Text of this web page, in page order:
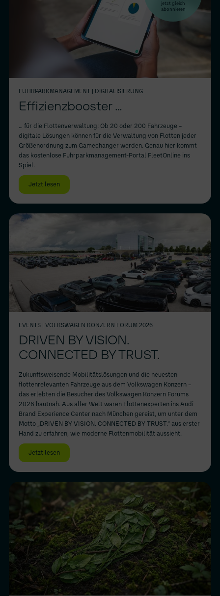
jetzt gleich
abonnieren
FUHRPARKMANAGEMENT | DIGITALISIERUNG
Effizienzbooster …
… für die Flottenverwaltung: Ob 20 oder 200 Fahrzeuge –
digitale Lösungen können für die Verwaltung von Flotten jeder
Größenordnung zum Gamechanger werden. Genau hier kommt
das kostenlose Fuhrparkmanagement-Portal FleetOnline ins
Spiel.
Jetzt lesen
EVENTS | VOLKSWAGEN KONZERN FORUM 2026
DRIVEN BY VISION.
CONNECTED BY TRUST.
Zukunftsweisende Mobilitätslösungen und die neuesten
flottenrelevanten Fahrzeuge aus dem Volkswagen Konzern –
das erlebten die Besucher des Volkswagen Konzern Forums
2026 hautnah. Aus aller Welt waren Flottenexperten ins Audi
Brand Experience Center nach München gereist, um unter dem
Motto „DRIVEN BY VISION. CONNECTED BY TRUST.“ aus erster
Hand zu erfahren, wie moderne Flottenmobilität aussieht.
Jetzt lesen